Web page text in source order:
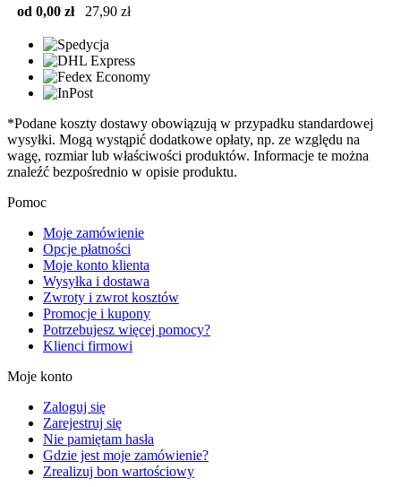
od 0,00 zł
27,90 zł
*Podane koszty dostawy obowiązują w przypadku standardowej
wysyłki. Mogą wystąpić dodatkowe opłaty, np. ze względu na
wagę, rozmiar lub właściwości produktów. Informacje te można
znaleźć bezpośrednio w opisie produktu.
Pomoc
Moje zamówienie
Opcje płatności
Moje konto klienta
Wysyłka i dostawa
Zwroty i zwrot kosztów
Promocje i kupony
Potrzebujesz więcej pomocy?
Klienci firmowi
Moje konto
Zaloguj się
Zarejestruj się
Nie pamiętam hasła
Gdzie jest moje zamówienie?
Zrealizuj bon wartościowy